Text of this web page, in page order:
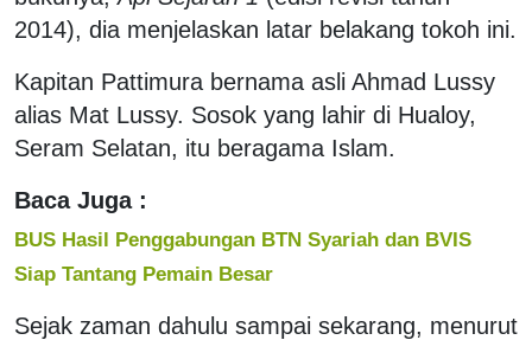
2014), dia menjelaskan latar belakang tokoh ini.
Kapitan Pattimura bernama asli Ahmad Lussy
alias Mat Lussy. Sosok yang lahir di Hualoy,
Seram Selatan, itu beragama Islam.
Baca Juga :
BUS Hasil Penggabungan BTN Syariah dan BVIS
Siap Tantang Pemain Besar
Sejak zaman dahulu sampai sekarang, menurut